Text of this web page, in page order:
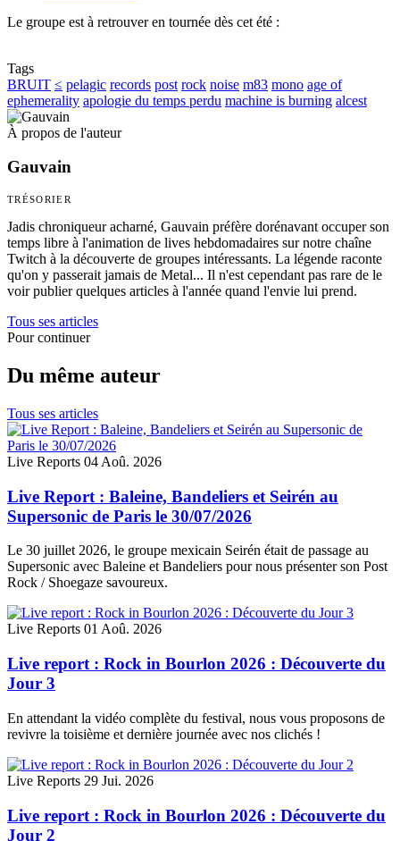
Le groupe est à retrouver en tournée dès cet été :
Tags
BRUIT ≤ pelagic records post rock noise m83 mono age of
ephemerality apologie du temps perdu machine is burning alcest
À propos de l'auteur
Gauvain
TRÉSORIER
Jadis chroniqueur acharné, Gauvain préfère dorénavant occuper son
temps libre à l'animation de lives hebdomadaires sur notre chaîne
Twitch à la découverte de groupes intéressants. La légende raconte
qu'on y passerait jamais de Metal... Il n'est cependant pas rare de le
voir publier quelques articles à l'année quand l'envie lui prend.
Tous ses articles
Pour continuer
Du même auteur
Tous ses articles
Live Reports 04 Aoû. 2026
Live Report : Baleine, Bandeliers et Seirén au
Supersonic de Paris le 30/07/2026
Le 30 juillet 2026, le groupe mexicain Seirén était de passage au
Supersonic avec Baleine et Bandeliers pour nous présenter son Post
Rock / Shoegaze savoureux.
Live Reports 01 Aoû. 2026
Live report : Rock in Bourlon 2026 : Découverte du
Jour 3
En attendant la vidéo complète du festival, nous vous proposons de
revivre la toisième et dernière journée avec nos clichés !
Live Reports 29 Jui. 2026
Live report : Rock in Bourlon 2026 : Découverte du
Jour 2